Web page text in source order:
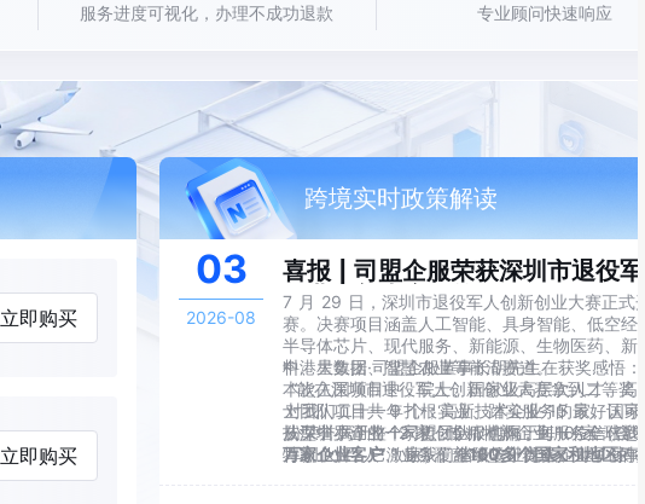
服务进度可视化，办理不成功退款 专业顾问快速响应
立即购买
立即购买
跨境实时政策解读
03
2026-08
喜报 | 司盟企服荣获深圳市退役
创业创新大赛二等奖
7 月 29 日，深圳市退役军人创新创业大赛正式
赛。决赛项目涵盖人工智能、具身智能、低空经
半导体芯片、现代服务、新能源、生物医药、新
料、大数据、智慧农业等前沿赛道。
本次入围项目中，院士、国家级高层次人才、高
士团队项目共 9 个；高新技术企业 15 家、国家
技型中小企业 12 家、专精特新企业 10 家（含
特新 “小巨人” 1 家）、省级农业龙头企业 1 家
中港星集团·司盟企服董事长胡先生在获奖感悟：
“能在深圳市退役军人创新创业大赛拿到二等奖
对我们二十一年扎根实业、踏实服务的最好认可
份荣誉属于整个司盟团队，也属于每一位信任我
军创伙伴。它激励我们继续坚守赛道，为军创事
从深圳罗湖的一家初创企服机构，到服务全球超
万家企业客户、业务覆盖160多个国家和地区的